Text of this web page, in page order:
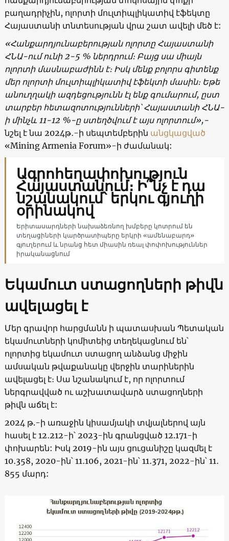
բաղադրիչին, ոլորտի մուլտիպլիկատիվ էֆեկտը
Հայաստանի տնտեսության վրա շատ ավելի մեծ է:
«Հանքարդյունաբերության ոլորտը Հայաստանի
ՀՆԱ-ում ունի 2-5 % ներդրում։ Բայց սա միայն
ոլորտի մասնաբաժինն է։ Իսկ մենք բոլորս գիտենք
մեր ոլորտի մուլտիպլիկատիվ էֆեկտի մասին։ Եթե
անուղղակի ազդեցությունն էլ ենք գումարում, ըստ
տարբեր հետազոտությունների՝ Հայաստանի ՀՆԱ-
ի մինչև 11-12 %-ը ստեղծվում է այս ոլորտում»,-
նշել է նա 2024թ․-ի սեպտեմբերին անցկացված
«Mining Armenia Forum»-ի ժամանակ:
Ագրոհեղափոխություն
Հայաստանում։ Ի՞նչ է դա
նշանակում՝ երկու գյուղի
օրինակով
Երիտասարդների նախաձեռնող խմբերը կոտրում են
տեղացիների կարծրատիպերը երկրի «ամենաբարդ»
գյուղերում և նրանց հետ միասին ռեալ փոփոխություններ
իրականացնում
Եկամուտ ստացողների թիվն
ավելացել է
Մեր գրավոր հարցմանն ի պատասխան Պետական
եկամուտների կոմիտեից տեղեկացնում են՝
ոլորտից եկամուտ ստացող անձանց միջին
ամսական թվաքանակը վերջին տարիներին
ավելացել է։ Սա նշանակում է, որ ոլորտում
ներգրավված ու աշխատավարձ ստացողների
թիվն աճել է:
2024 թ.-ի առաջին կիսամյակի տվյալներով այն
հասել է 12․212-ի՝ 2023-ին գրանցված 12.171-ի
փոխարեն: Իսկ 2019-ին այս ցուցանիշը կազմել է
10․358, 2020-ին՝ 11․106, 2021-ին՝ 11․371, 2022-ին՝ 11․
855 մարդ: